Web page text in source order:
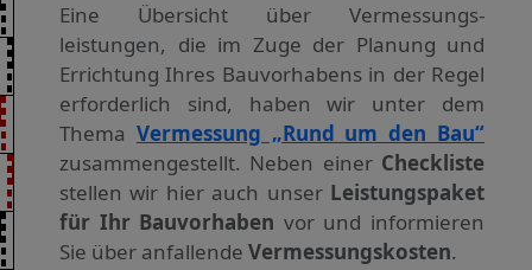
Eine Übersicht über Vermessungs­
leistungen, die im Zuge der Planung und
Errichtung Ihres Bauvorhabens in der Regel
erforderlich sind, haben wir unter dem
Thema Vermessung „Rund um den Bau“
zusammengestellt. Neben einer Checkliste
stellen wir hier auch unser Leistungspaket
für Ihr Bauvorhaben vor und informieren
Sie über anfallende Vermessungskosten.